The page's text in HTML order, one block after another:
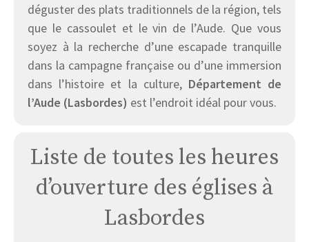
déguster des plats traditionnels de la région, tels
que le cassoulet et le vin de l’Aude. Que vous
soyez à la recherche d’une escapade tranquille
dans la campagne française ou d’une immersion
dans l’histoire et la culture, Département de
l’Aude (Lasbordes) est l’endroit idéal pour vous.
Liste de toutes les heures
d’ouverture des églises à
Lasbordes